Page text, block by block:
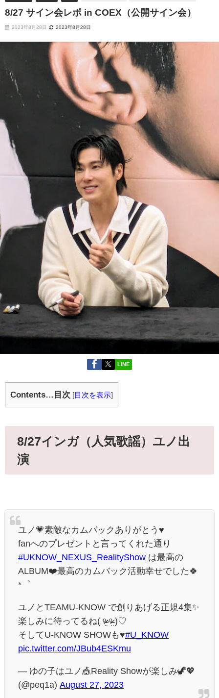
8/27 サイン会レポ in COEX（公開サイン会）
2023年8月28日 2023年8月28日
LINE
Contents…目次 [ 目次を表示]
8/27インガ（人気歌謡）ユノ出
演
ユノ💗素敵なカムバックありがとう♥️
fanへのプレゼントと言ってくれた通り
#UKNOW_NEXUS_RealityShow は最高の
ALBUM❤️最高のカムバック活動幸せでした🍀
*゜
ユノとTEAMU-KNOW で創りあげる正規4集✨
楽しみに待ってるね( ᵒ̴̶̷̤◦ᵒ̴̶̷̤ )♡
そしてU-KNOW SHOWも♥️#U_KNOW
pic.twitter.com/JBub4ESKmu
— ゆの子はユノ🎪Reality Showが楽しみ🦖💖
(@peq1a) August 27, 2023